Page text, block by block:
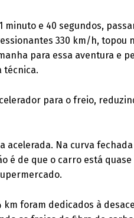
minuto e 40 segundos,
330 km/h, topou
para essa aventura e
técnica.
para o freio,
acelerada. Na curva
é de que o carro está
km foram dedicados à